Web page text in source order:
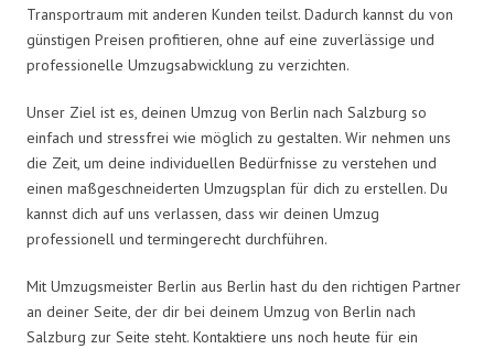
Transportraum mit anderen Kunden teilst. Dadurch kannst du von
günstigen Preisen profitieren, ohne auf eine zuverlässige und
professionelle Umzugsabwicklung zu verzichten.
Unser Ziel ist es, deinen Umzug von Berlin nach Salzburg so
einfach und stressfrei wie möglich zu gestalten. Wir nehmen uns
die Zeit, um deine individuellen Bedürfnisse zu verstehen und
einen maßgeschneiderten Umzugsplan für dich zu erstellen. Du
kannst dich auf uns verlassen, dass wir deinen Umzug
professionell und termingerecht durchführen.
Mit Umzugsmeister Berlin aus Berlin hast du den richtigen Partner
an deiner Seite, der dir bei deinem Umzug von Berlin nach
Salzburg zur Seite steht. Kontaktiere uns noch heute für ein